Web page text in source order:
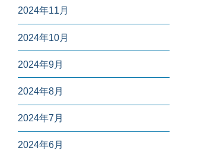
2024年11月
2024年10月
2024年9月
2024年8月
2024年7月
2024年6月